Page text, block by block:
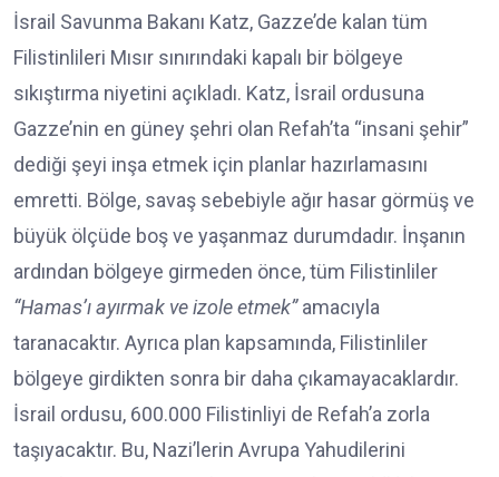
İsrail Savunma Bakanı Katz, Gazze’de kalan tüm
Filistinlileri Mısır sınırındaki kapalı bir bölgeye
sıkıştırma niyetini açıkladı. Katz, İsrail ordusuna
Gazze’nin en güney şehri olan Refah’ta “insani şehir”
dediği şeyi inşa etmek için planlar hazırlamasını
emretti. Bölge, savaş sebebiyle ağır hasar görmüş ve
büyük ölçüde boş ve yaşanmaz durumdadır. İnşanın
ardından bölgeye girmeden önce, tüm Filistinliler
“Hamas’ı ayırmak ve izole etmek”amacıyla
taranacaktır. Ayrıca plan kapsamında, Filistinliler
bölgeye girdikten sonra bir daha çıkamayacaklardır.
İsrail ordusu, 600.000 Filistinliyi de Refah’a zorla
taşıyacaktır. Bu, Nazi’lerin Avrupa Yahudilerini